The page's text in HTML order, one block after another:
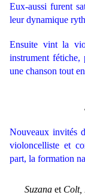
Eux-aussi furent
leur dynamique
Ensuite vint la
instrument
une chanson tout
Nouveaux invités
violoncellisteet
part, la formation
Suzana et Colt,